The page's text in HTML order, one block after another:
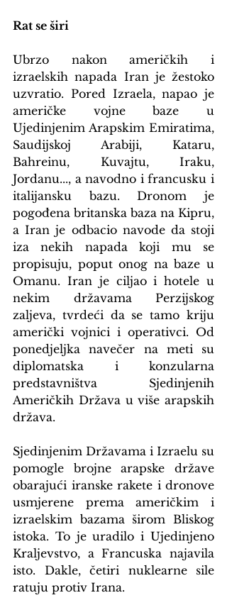
Rat se širi
Ubrzo nakon američkih i
izraelskih napada Iran je žestoko
uzvratio. Pored Izraela, napao je
američke vojne baze u
Ujedinjenim Arapskim Emiratima,
Saudijskoj Arabiji, Kataru,
Bahreinu, Kuvajtu, Iraku,
Jordanu..., a navodno i francusku i
italijansku bazu. Dronom je
pogođena britanska baza na Kipru,
a Iran je odbacio navode da stoji
iza nekih napada koji mu se
propisuju, poput onog na baze u
Omanu. Iran je ciljao i hotele u
nekim državama Perzijskog
zaljeva, tvrdeći da se tamo kriju
američki vojnici i operativci. Od
ponedjeljka navečer na meti su
diplomatska i konzularna
predstavništva Sjedinjenih
Američkih Država u više arapskih
država.
Sjedinjenim Državama i Izraelu su
pomogle brojne arapske države
obarajući iranske rakete i dronove
usmjerene prema američkim i
izraelskim bazama širom Bliskog
istoka. To je uradilo i Ujedinjeno
Kraljevstvo, a Francuska najavila
isto. Dakle, četiri nuklearne sile
ratuju protiv Irana.